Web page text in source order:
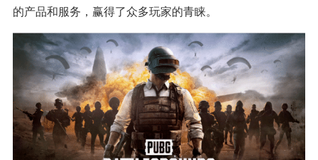
的产品和服务，赢得了众多玩家的青睐。